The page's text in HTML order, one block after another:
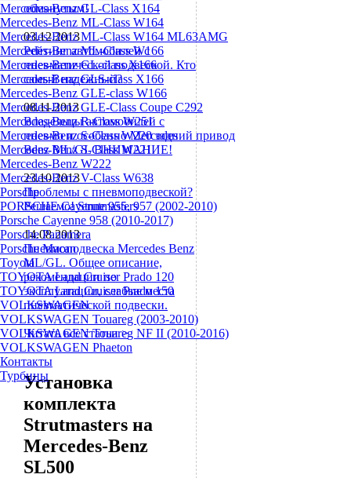
Mercedes-Benz GL-Class X164
Mercedes-Benz ML-Class W164
Mercedes-Benz ML-Class W164 ML63AMG
Mercedes-Benz ML-Class W166
Mercedes-Benz GL-class X166
Mercedes-Benz GLS-class X166
Mercedes-Benz GLE-class W166
Mercedes-Benz GLE-Class Coupe С292
Mercedes-Benz R-Class W251
Mercedes-Benz S-Class W220 задний привод
Mercedes-Benz S-Class W221
Mercedes-Benz W222
Mercedes-Benz V-Class W638
Porsche
PORSCHE Cayenne 955, 957 (2002-2010)
Porsche Cayenne 958 (2010-2017)
Porsche Panamera
Porsche Macan
Toyota
TOYOTA Land Cruiser Prado 120
TOYOTA Land Cruiser Prado 150
VOLKSWAGEN
VOLKSWAGEN Touareg (2003-2010)
VOLKSWAGEN Touareg NF II (2010-2016)
VOLKSWAGEN Phaeton
Контакты
Турбины
обманутым!
03.12.2013
Рейтинг автомобилей с
пневматической подвеской. Кто
самый надежный?
08.11.2013
Владельцы автомобилей с
пневмо и особенно Mercedes
Benz ML/GL ВНИМАНИЕ!
23.10.2013
Проблемы с пневмоподвеской?
Решаемо! Strutmasters
14.08.2013
Пневмоподвеска Mercedes Benz
ML/GL. Общее описание,
рекомендации по
эксплуатации, слабые места
пневматической подвески.
Читать все статьи >
Установка
комплекта
Strutmasters на
Mercedes-Benz
SL500